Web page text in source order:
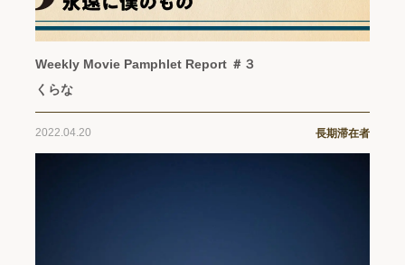
Weekly Movie Pamphlet Report ＃３
くらな
2022.04.20 長期滞在者